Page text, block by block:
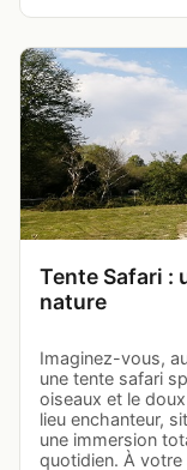
Tente Safari :
nature
Imaginez-vous,
une tente safari
oiseaux et le
lieu enchanteur,
une immersion
quotidien. À votre